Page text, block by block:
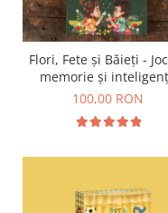
Flori, Fete și Băieți -
memorie și
emoțională
100,00 RON